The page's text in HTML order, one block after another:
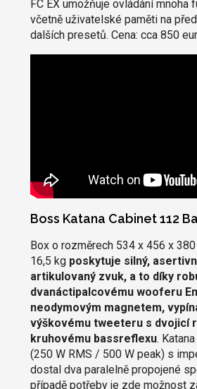
FC EX umožňuje ovládání mnoha
včetně uživatelské paměti na
dalších presetů. Cena: cca 850
Boss Katana Cabinet 112
Box o rozměrech 534 x 456 x
16,5 kg poskytuje silný,
artikulovaný zvuk, a to díky
dvanáctipalcovému wooferu
neodymovým magnetem,
výškovému tweeteru s dvojicí
kruhovému bassreflexu.
(250 W RMS / 500 W peak) s
dostal dva paralelně propojené
případě potřeby je zde možnost